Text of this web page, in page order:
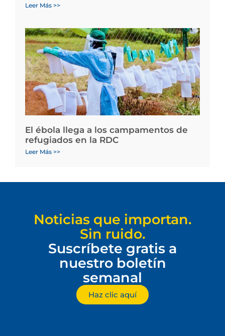
Leer Más >>
El ébola llega a los campamentos de
refugiados en la RDC
Leer Más >>
Noticias que importan.
Sin ruido.
Suscríbete gratis a
nuestro boletín
semanal
Haz clic aquí